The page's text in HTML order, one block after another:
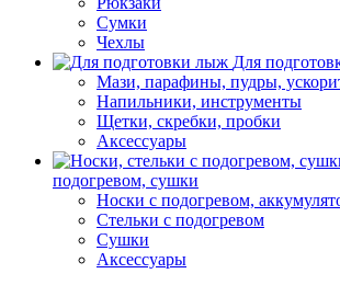
Сумки
Чехлы
Для
Мази, парафины, пудры,
Напильники, инструменты
Щетки, скребки, пробки
Аксессуары
подогревом, сушки
Носки с подогревом,
Стельки с подогревом
Сушки
Аксессуары